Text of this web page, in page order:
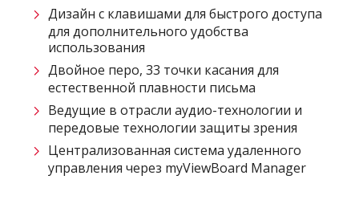
Дизайн с клавишами для быстрого доступа
для дополнительного удобства
использования
Двойное перо, 33 точки касания для
естественной плавности письма
Ведущие в отрасли аудио-технологии и
передовые технологии защиты зрения
Централизованная система удаленного
управления через myViewBoard Manager